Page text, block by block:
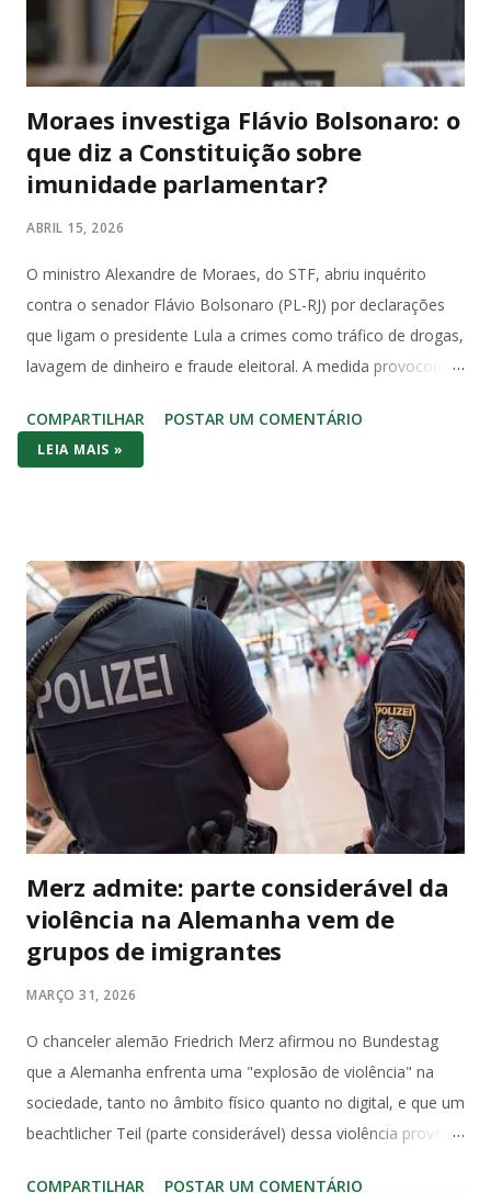
Scarlet/Violet, Zelda Tears of the Kingd...
Moraes investiga Flávio Bolsonaro: o
que diz a Constituição sobre
imunidade parlamentar?
ABRIL 15, 2026
O ministro Alexandre de Moraes, do STF, abriu inquérito
contra o senador Flávio Bolsonaro (PL-RJ) por declarações
que ligam o presidente Lula a crimes como tráfico de drogas,
lavagem de dinheiro e fraude eleitoral. A medida provocou
violação direta à imunidade parlamentar prevista na
Constituição Federal de 1988. O Artigo 53 da Constituição é
todas as manifestações, sem exceções ou condicionantes,
exatamente para proteger o livre exercício do mandato
parlamentar. Essa imunidade não é privilégio pessoal, mas
garantia institucional do regime democrático. Ela permite que
senadores e deputados debatem temas nacionais sem medo
de retaliação judicial, inclusive fora do plenário, desde que no
exercício da função. Diante da literalidade do texto
constitucional, a abertur...
COMPARTILHAR POSTAR UM COMENTÁRIO
LEIA MAIS »
Merz admite: parte considerável da
violência na Alemanha vem de
grupos de imigrantes
MARÇO 31, 2026
O chanceler alemão Friedrich Merz afirmou no Bundestag
que a Alemanha enfrenta uma "explosão de violência" na
sociedade, tanto no âmbito físico quanto no digital, e que um
beachtlicher Teil (parte considerável) dessa violência provém
COMPARTILHAR POSTAR UM COMENTÁRIO